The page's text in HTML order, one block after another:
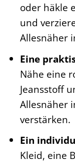
oder häkle
und
Allesnäher
Eine
Nähe eine
Jeansstoff
Allesnäher
verstärken.
Ein
Kleid, eine